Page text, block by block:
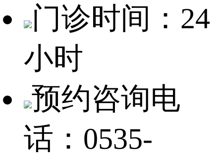
门诊时间：24
小时
预约咨询电
话：0535-